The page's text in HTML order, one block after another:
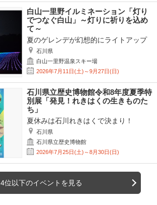
白山一里野イルミネーション「灯り
でつなぐ白山」～灯りに祈りを込め
て～
夏のゲレンデが幻想的にライトアップ
石川県
白山一里野温泉スキー場
2026年7月11日(土)～9月27日(日)
石川県立歴史博物館令和8年度夏季特
別展「発見！れきはくの生きものた
ち」
夏休みは石川れきはくで決まり！
石川県
石川県立歴史博物館
2026年7月25日(土)～8月30日(日)
4位以下のイベントを見る